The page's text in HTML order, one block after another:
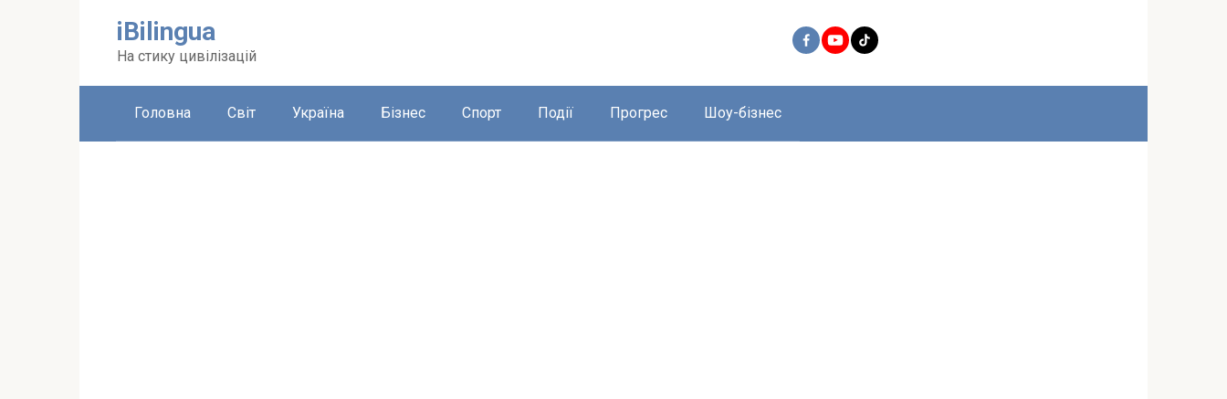
iBilingua
На стику цивілізацій
Головна Світ Україна Бізнес Спорт Події Прогрес Шоу-бізнес